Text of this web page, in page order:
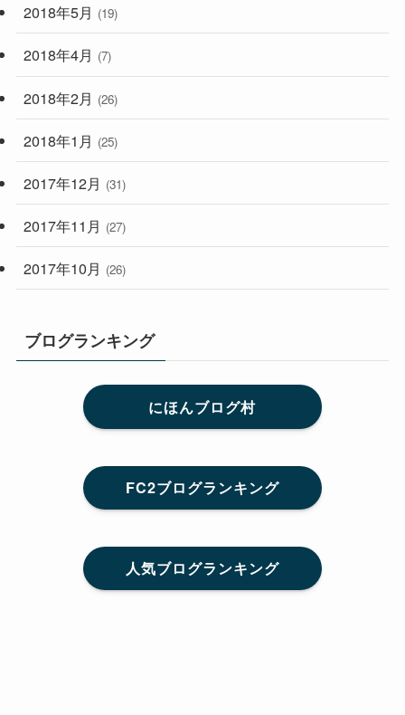
2018年5月 (19)
2018年4月 (7)
2018年2月 (26)
2018年1月 (25)
2017年12月 (31)
2017年11月 (27)
2017年10月 (26)
ブログランキング
にほんブログ村
FC2ブログランキング
人気ブログランキング